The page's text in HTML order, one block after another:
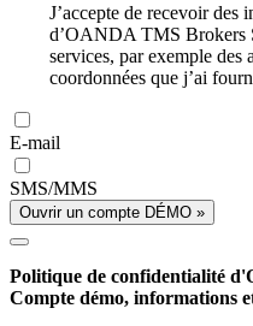
J’accepte de recevoir des
d’OANDA TMS Brokers
services, par exemple des
coordonnées que j’ai
E-mail
SMS/MMS
Ouvrir un compte DÉMO »
Politique de confidentialité
Compte démo, informations